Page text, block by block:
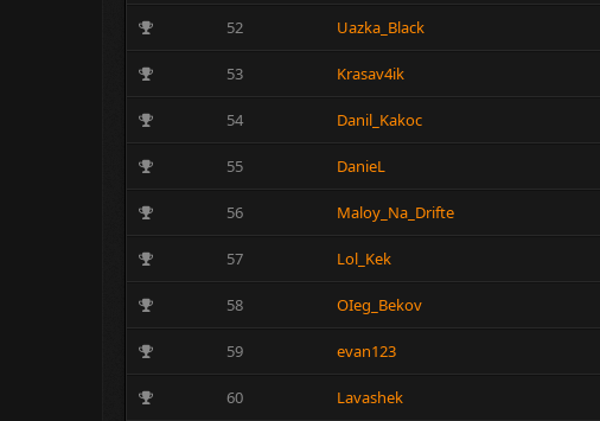
52 Uazka_Black
53 Krasav4ik
54 Danil_Kakoc
55 DanieL
56 Maloy_Na_Drifte
57 Lol_Kek
58 OIeg_Bekov
59 evan123
60 Lavashek